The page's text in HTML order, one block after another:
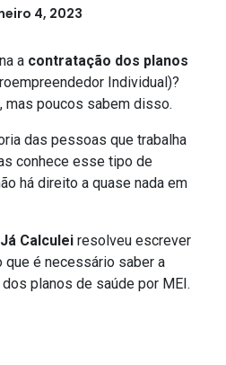
4, 2023
a contratação dos planos
Individual)?
mas poucos sabem disso.
das pessoas que trabalha
conhece esse tipo de
há direito a quase nada em
Já Calculei resolveu escrever
é necessário saber a
planos de saúde por MEI.